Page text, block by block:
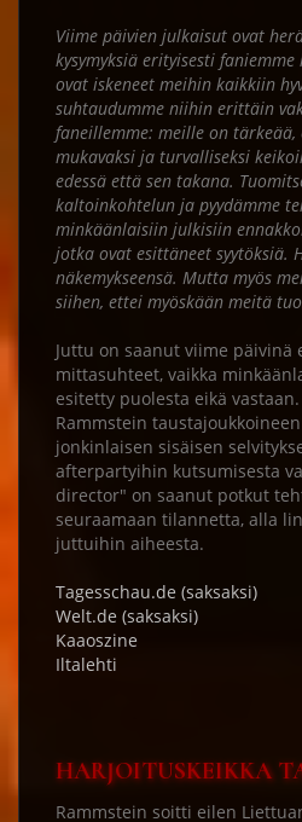
Viime päivien julkaisut ovat
kysymyksiä erityisesti faniemme
ovat iskeneet meihin kaikkiin
suhtaudumme niihin erittäin
faneillemme: meille on
mukavaksi ja turvalliseksi
edessä että sen takana.
kaltoinkohtelun ja pyydämme
minkäänlaisiin julkisiin
jotka ovat esittäneet syytöksiä.
näkemykseensä. Mutta myös
siihen, ettei myöskään meitä
Juttu on saanut viime päivinä
mittasuhteet, vaikka
esitetty puolesta eikä
Rammstein
jonkinlaisen sisäisen
afterpartyihin kutsumisesta
director" on saanut potkut
seuraamaan tilannetta, alla
juttuihin aiheesta.
Tagesschau.de (saksaksi)
Welt.de (saksaksi)
Kaaoszine
Iltalehti
HARJOITUSKEIKKA
Rammstein soitti eilen